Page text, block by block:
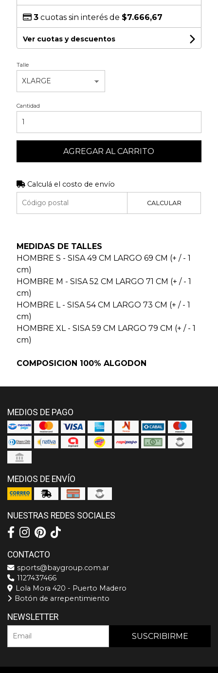
3cuotas sin interés de $7.666,67
Ver cuotas y descuentos
Talle
Cantidad
AGREGAR AL CARRITO
Calculá el costo de envío
CALCULAR
MEDIDAS DE TALLES
HOMBRE S - SISA 49 CM LARGO 69 CM (+ / - 1
cm)
HOMBRE M - SISA 52 CM LARGO 71 CM (+ / - 1
cm)
HOMBRE L - SISA 54 CM LARGO 73 CM (+ / - 1
cm)
HOMBRE XL - SISA 59 CM LARGO 79 CM (+ / - 1
cm)
COMPOSICION 100% ALGODON
MEDIOS DE PAGO
MEDIOS DE ENVÍO
NUESTRAS REDES SOCIALES
CONTACTO
sports@baygroup.com.ar
1127437466
Lola Mora 420 - Puerto Madero
Botón de arrepentimiento
NEWSLETTER
SUSCRIBIRME